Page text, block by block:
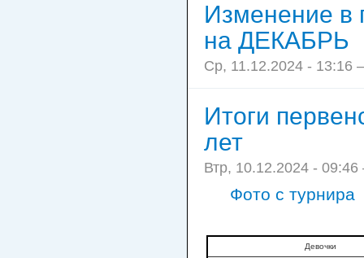
Изменение в
на ДЕКАБРЬ
Ср, 11.12.2024 -
Итоги
лет
Втр, 10.12.2024 -
Фото с турнира
Девочки